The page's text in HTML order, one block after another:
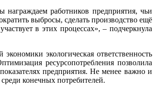
работников предприятия, чьи
выбросы, сделать производство ещё
в этих процессах», – подчеркнула
экологическая ответственность
ресурсопотребления позволила
предприятия. Не менее важно и
конечных потребителей.